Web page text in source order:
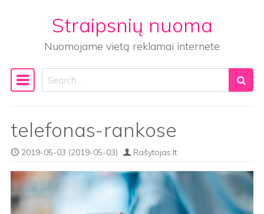
Straipsnių nuoma
Nuomojame vietą reklamai internete
Main Navigation
Search
telefonas-rankose
2019-05-03 (2019-05-03) Rašytojas.lt